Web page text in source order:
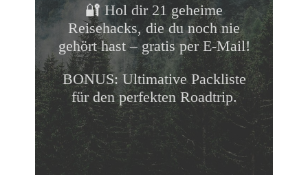
🔐 Hol dir 21 geheime
Reisehacks, die du noch nie
gehört hast – gratis per E-Mail!
BONUS: Ultimative Packliste
für den perfekten Roadtrip.